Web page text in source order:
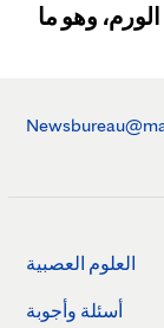
وهو ما
العلوم العصبية
أسئلة وأجوبة